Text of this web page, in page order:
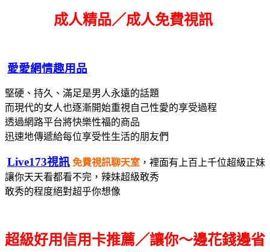
成人精品／成人免費視訊
愛愛網情趣用品
堅硬、持久、滿足是男人永遠的話題
而現代的女人也逐漸開始重視自己性愛的享受過程
透過網路平台將快樂性福的商品
迅速地傳遞給每位享受性生活的朋友們
Live173視訊 免費視訊聊天室 ，裡面有上百上千位超級正妹
讓你天天看都看不完，辣妹超級敢秀
敢秀的程度絕對超乎你想像
超級好用信用卡推薦／讓你～邊花錢邊省